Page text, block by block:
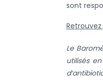
sont
Le
utilisés